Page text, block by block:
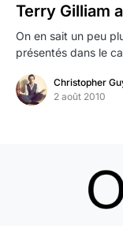
Terry Gilliam
On en sait un peu
présentés dans le
Christopher
2 août 2010